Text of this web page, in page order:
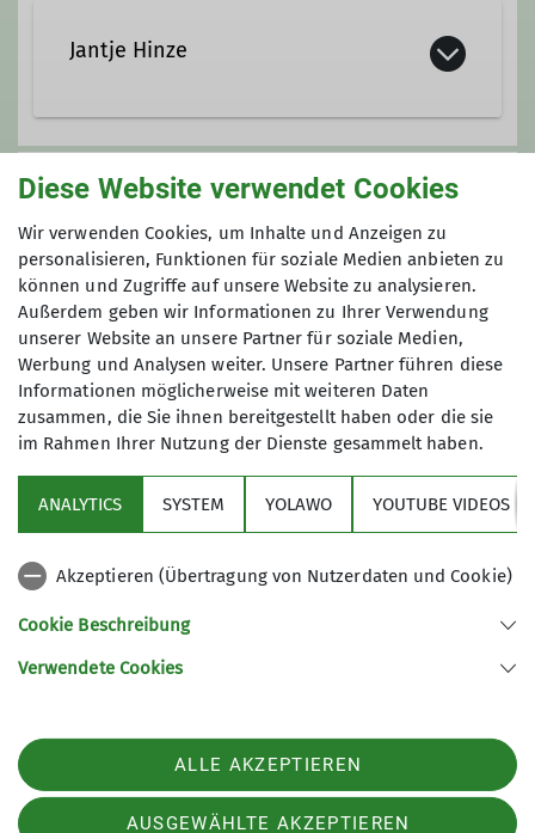
Jantje Hinze
jantje.hinze@davgoettingen.de
Qualifikationen
Kletterbetreuer*in Breitensport
Ämter
Klettern und Naturschutz
Unsere Veranstaltungsorte
Nordwand
James-Franck-Ring 1b
37077 Göttingen
Sektion
Aktuelles
Sektion Göttingen des Deutschen Alpenvereins e.V.
Kurze Straße 16
37073 Göttingen
Telefon +4955143815
Diese Website verwendet Cookies
Wir verwenden Cookies, um Inhalte und Anzeigen zu
personalisieren, Funktionen für soziale Medien anbieten zu
können und Zugriffe auf unsere Website zu analysieren.
Außerdem geben wir Informationen zu Ihrer Verwendung
unserer Website an unsere Partner für soziale Medien,
Werbung und Analysen weiter. Unsere Partner führen diese
Informationen möglicherweise mit weiteren Daten
zusammen, die Sie ihnen bereitgestellt haben oder die sie
im Rahmen Ihrer Nutzung der Dienste gesammelt haben.
ANALYTICS SYSTEM YOLAWO YOUTUBE VIDEOS
Akzeptieren (Übertragung von Nutzerdaten und Cookie)
Cookie Beschreibung
Verwendete Cookies
ALLE AKZEPTIEREN
AUSGEWÄHLTE AKZEPTIEREN